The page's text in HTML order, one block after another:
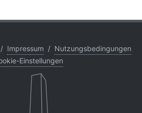
/ Impressum / Nutzungsbedingungen
Einstellungen